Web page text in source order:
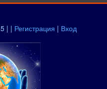
| | Регистрация | Вход